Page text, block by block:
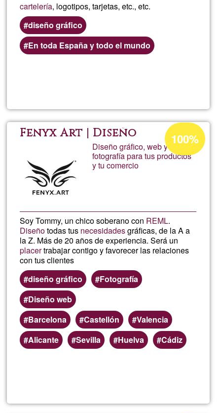
cartelería, logotipos, tarjetas, etc., etc.
diseño gráfico
En toda España y todo el mundo
lluís
mestre
Fenyx Art | Diseño
Diseño gráfico, web y
fotografía para tus productos
y tu comercio
Soy Tommy, un chico soberano con REML.
Diseñotodas tus necesidadesgráficas, de la A a
la Z. Más de 20 años de experiencia. Será un
placertrabajar contigo y favorecer las relaciones
con tus clientes
diseño gráfico
Fotografía
Diseño web
Barcelona
Castellón
Valencia
Alicante
Sevilla Huelva Cádiz
Porcentaje
de
aceptación
100%
Fenyx